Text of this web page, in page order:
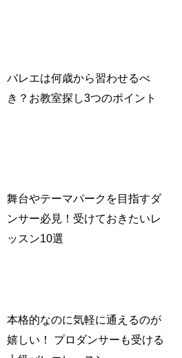
バレエは何歳から習わせるべ
き？お教室探し3つのポイント
舞台やテーマパークを目指すダ
ンサー必見！受けておきたいレ
ッスン10選
本格的なのに気軽に通えるのが
嬉しい！ プロダンサーも受ける